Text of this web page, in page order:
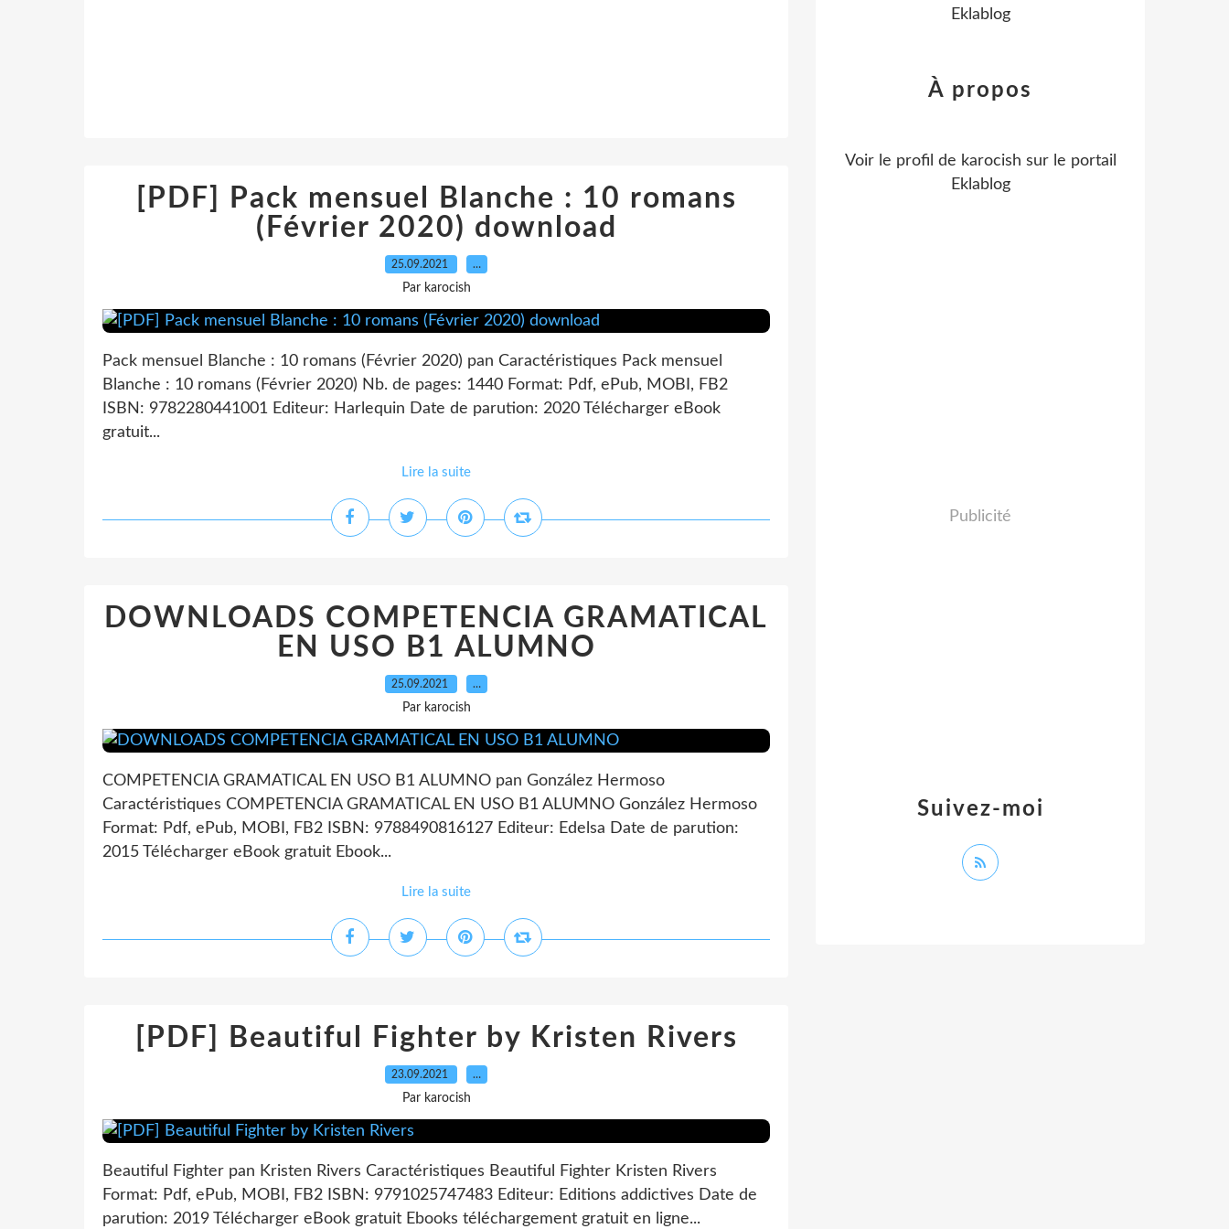
[PDF] Pack mensuel Blanche : 10 romans
(Février 2020) download
25.09.2021 …
Par karocish
Pack mensuel Blanche : 10 romans (Février 2020) pan Caractéristiques Pack mensuel
Blanche : 10 romans (Février 2020) Nb. de pages: 1440 Format: Pdf, ePub, MOBI, FB2
ISBN: 9782280441001 Editeur: Harlequin Date de parution: 2020 Télécharger eBook
gratuit...
Lire la suite
DOWNLOADS COMPETENCIA GRAMATICAL
EN USO B1 ALUMNO
25.09.2021 …
Par karocish
COMPETENCIA GRAMATICAL EN USO B1 ALUMNO pan González Hermoso
Caractéristiques COMPETENCIA GRAMATICAL EN USO B1 ALUMNO González Hermoso
Format: Pdf, ePub, MOBI, FB2 ISBN: 9788490816127 Editeur: Edelsa Date de parution:
2015 Télécharger eBook gratuit Ebook...
Lire la suite
[PDF] Beautiful Fighter by Kristen Rivers
23.09.2021 …
Par karocish
Beautiful Fighter pan Kristen Rivers Caractéristiques Beautiful Fighter Kristen Rivers
Format: Pdf, ePub, MOBI, FB2 ISBN: 9791025747483 Editeur: Editions addictives Date de
parution: 2019 Télécharger eBook gratuit Ebooks téléchargement gratuit en ligne...
Eklablog
Suivez-moi
À propos
Voir le profil de karocish sur le portail
Eklablog
Publicité